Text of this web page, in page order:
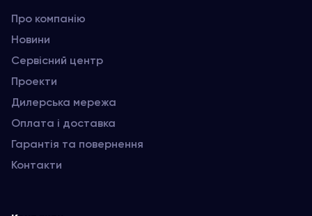
Про компанію
Новини
Сервісний центр
Проекти
Дилерська мережа
Оплата і доставка
Гарантія та повернення
Контакти